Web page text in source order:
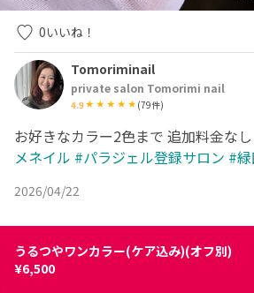
0いいね！
Tomoriminail
private salon Tomorimi nail
4.9 (79件)
お好きなカラー2色まで 追加料金なし
メネイル #パラジェル登録サロン #
2026/04/22
うるつやワンカラー(ケア込み)(オフ別)
¥6,500